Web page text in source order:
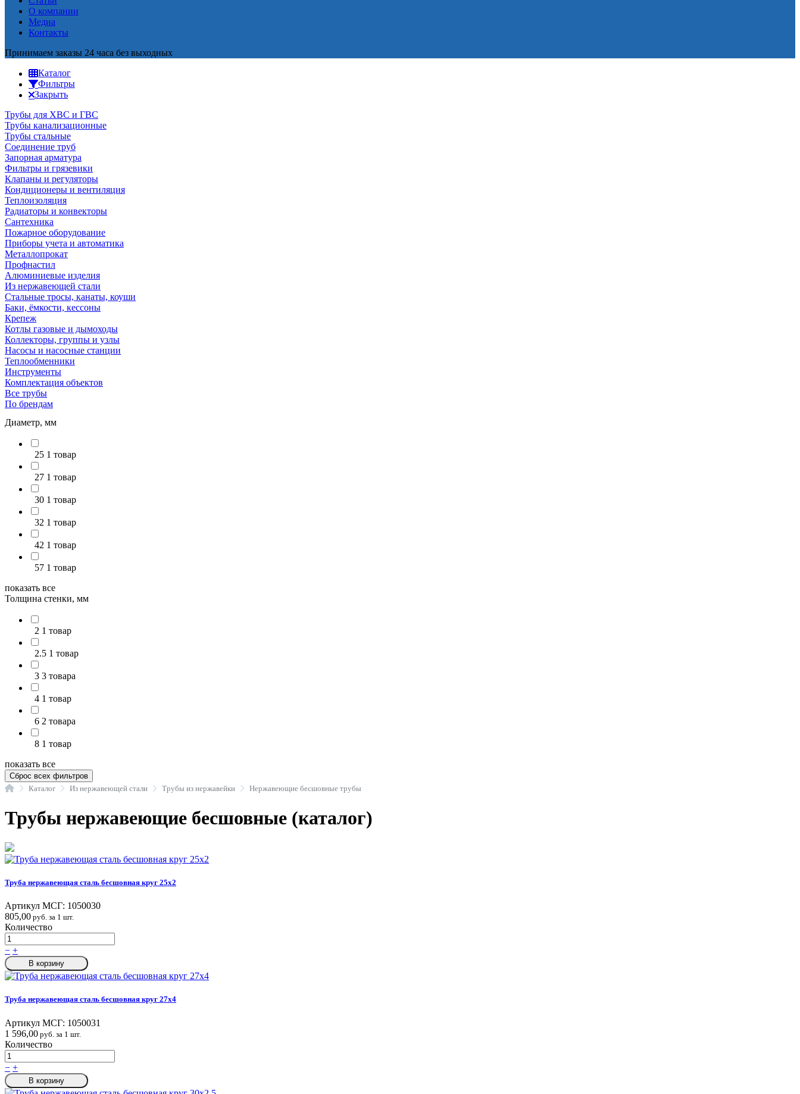
О компании
Медиа
Контакты
Принимаем заказы 24 часа без выходных
Каталог
Фильтры
Закрыть
Трубы для ХВС и ГВС
Трубы канализационные
Трубы стальные
Соединение труб
Запорная арматура
Фильтры и грязевики
Клапаны и регуляторы
Кондиционеры и вентиляция
Теплоизоляция
Радиаторы и конвекторы
Сантехника
Пожарное оборудование
Приборы учета и автоматика
Металлопрокат
Профнастил
Алюминиевые изделия
Из нержавеющей стали
Стальные тросы, канаты, коуши
Баки, ёмкости, кессоны
Крепеж
Котлы газовые и дымоходы
Коллекторы, группы и узлы
Насосы и насосные станции
Теплообменники
Инструменты
Комплектация объектов
Все трубы
По брендам
Диаметр, мм
25 1 товар
27 1 товар
30 1 товар
32 1 товар
42 1 товар
57 1 товар
показать все
Толщина стенки, мм
2 1 товар
2.5 1 товар
3 3 товара
4 1 товар
6 2 товара
8 1 товар
показать все
Сброс всех фильтров
ГлавнаяКаталог Из нержавеющей стали Трубы из нержавейки Нержавеющие бесшовные трубы
Трубы нержавеющие бесшовные (каталог)
Труба нержавеющая сталь бесшовная круг 25х2
Артикул МСГ: 1050030
805,00 руб. за 1 шт.
Количество
− +
В корзину
Труба нержавеющая сталь бесшовная круг 27х4
Артикул МСГ: 1050031
1 596,00 руб. за 1 шт.
Количество
− +
В корзину